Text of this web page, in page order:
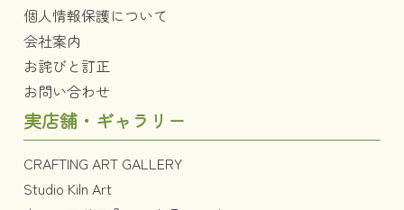
個人情報保護について
会社案内
お詫びと訂正
お問い合わせ
実店舗・ギャラリー
CRAFTING ART GALLERY
Studio Kiln Art